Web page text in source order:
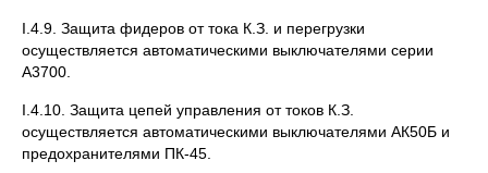
I.4.9. Защита фидеров от тока К.З. и перегрузки
осуществляется автоматическими выключателями серии
А3700.
I.4.10. Защита цепей управления от токов К.З.
осуществляется автоматическими выключателями АК50Б и
предохранителями ПК-45.